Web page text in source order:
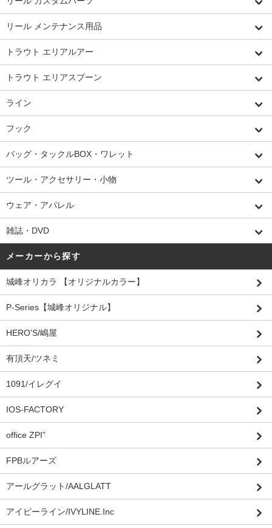
リール メンテナンス用品
トラウト エリアルアー
トラウト エリアスプーン
ライン
フック
バッグ・タックルBOX・ワレット
ツール・アクセサリー・小物
ウェア・アパレル
雑誌・DVD
メーカーから探す
城峰オリカラ 【オリジナルカラー】
P-Series【城峰オリジナル】
HERO'S/嶋屋
有頂天/ツネミ
1091/イレグイ
IOS-FACTORY
office ZPI”
FPBルアーズ
アールグラット/AALGLATT
アイビーライン/IVYLINE.Inc